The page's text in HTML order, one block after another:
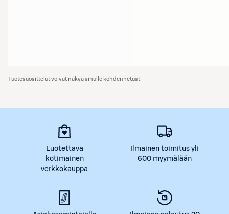
Tuotesuosittelut voivat näkyä sinulle kohdennetusti
Luotettava
kotimainen
verkkokauppa
Ilmainen toimitus yli
600 myymälään